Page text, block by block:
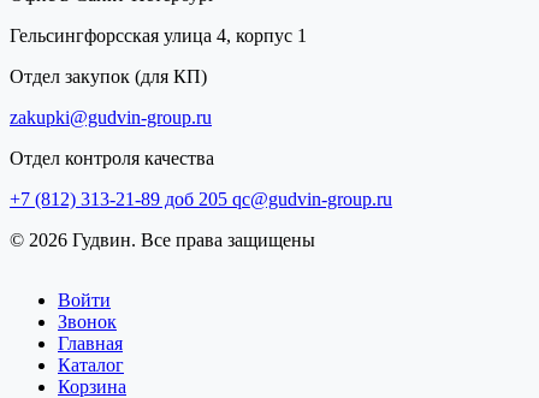
Гельсингфорсская улица 4, корпус 1
Отдел закупок (для КП)
zakupki@gudvin-group.ru
Отдел контроля качества
+7 (812) 313-21-89 доб 205 qc@gudvin-group.ru
© 2026 Гудвин. Все права защищены
Войти
Звонок
Главная
Каталог
Корзина